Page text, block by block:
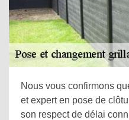
Nous vous confirmons
et expert en pose de
son respect de délai